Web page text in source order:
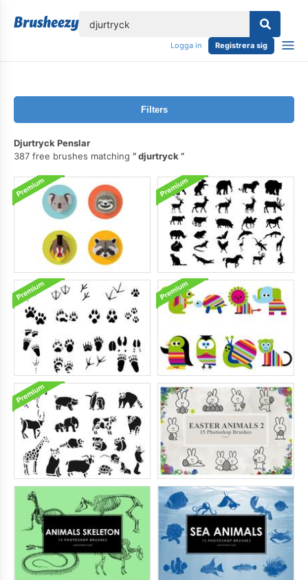
Logga in Registrera sig
Filters
Djurtryck Penslar
387 free brushes matching
djurtryck